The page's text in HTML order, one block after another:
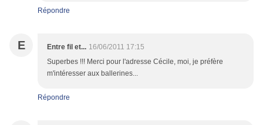
Répondre
E Entre fil et... 16/06/2011 17:15
Superbes !!! Merci pour l'adresse Cécile, moi, je préfère
m'intéresser aux ballerines...
Répondre